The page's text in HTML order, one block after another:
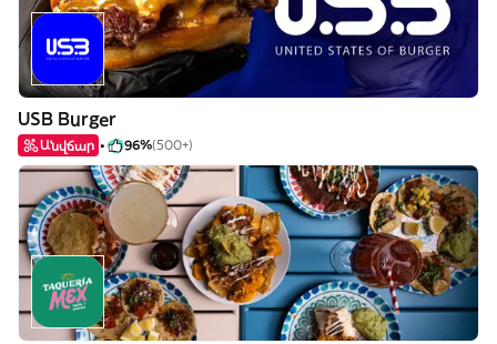
USB Burger
Անվճար 96%(500+)